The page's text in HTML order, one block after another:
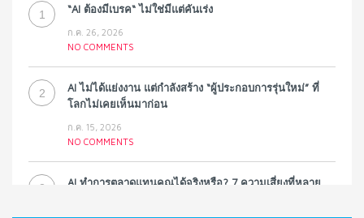
1 “AI ต้องมีเบรค“ ไม่ใช่มีแต่คันเร่ง
ก.ค. 26, 2026
NO COMMENTS
2
AI ไม่ได้แย่งงาน แต่กำลังสร้าง “ผู้ประกอบการรุ่นใหม่” ที่
โลกไม่เคยเห็นมาก่อน
ก.ค. 15, 2026
NO COMMENTS
3
AI ทำการตลาดแทนคุณได้จริงหรือ? 7 ความเสี่ยงที่หลาย